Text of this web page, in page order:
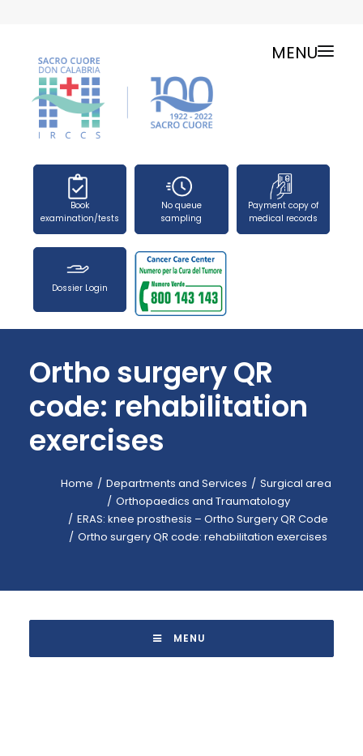
ONLINE SERVICES
SERVICE CHARTER
PUBLIC RELATIONS OFFICE-TELEPHONES
PRESS OFFICE
WORK WITH US
SEARCH
CALL-CENTER: +39 045.601.31.11
BOOKING: +39 045.601.32.57
Book
examination/tests
No queue
sampling
Payment copy of
medical records
Dossier Login
MENU
Ortho surgery QR
code: rehabilitation
exercises
Home Departments and Services
Surgical area
Orthopaedics and Traumatology
ERAS: knee prosthesis – Ortho Surgery QR Code
Ortho surgery QR code: rehabilitation exercises